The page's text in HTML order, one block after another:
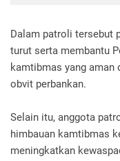
Dalam patroli tersebut
turut serta membantu
kamtibmas yang aman
obvit perbankan.
Selain itu, anggota
himbauan kamtibmas
meningkatkan